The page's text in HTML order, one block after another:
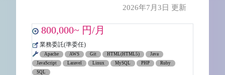
2026年7月3日 更新
800,000~ 円/月
業務委託(準委任)
Apache AWS Git HTML(HTML5)
Java
JavaScript
Laravel Linux MySQL PHP
Ruby
SQL